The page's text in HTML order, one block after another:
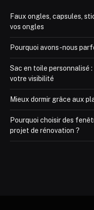
Faux ongles, capsules,
vos ongles
Pourquoi avons-nous
Sac en toile personnalisé
votre visibilité
Mieux dormir grâce aux
Pourquoi choisir des
projet de rénovation ?